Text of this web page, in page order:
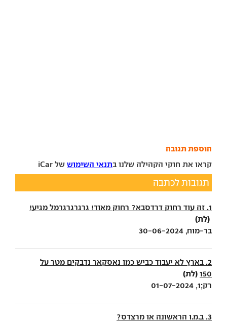
הוספת תגובה
קראו את חוקי הקהילה שלנו בתנאי השימוש של iCar
תגובות לכתבה
1. זה עוד רחוק דרדסבא? רחוק מאוד! גרגרגרגרמל מגיע!
(לת)
בר-מוח, 30-06-2024
2. בארץ לא יעבוד כביש כמו נאסקאר נדבקים מטר על
150 (לת)
רק;1, 01-07-2024
3. ב.מ.ו הראשונה או מרצדס?